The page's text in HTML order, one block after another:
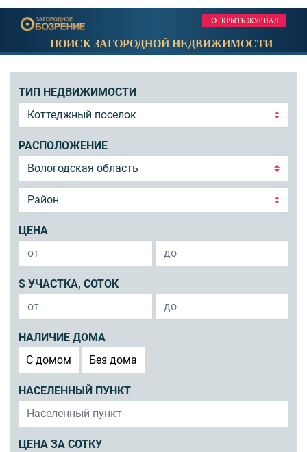
ПОИСК ЗАГОРОДНОЙ НЕДВИЖИМОСТИ
ТИП НЕДВИЖИМОСТИ
РАСПОЛОЖЕНИЕ
ЦЕНА
S УЧАСТКА, СОТОК
НАЛИЧИЕ ДОМА
C домом
Без дома
НАСЕЛЕННЫЙ ПУНКТ
ЦЕНА ЗА СОТКУ